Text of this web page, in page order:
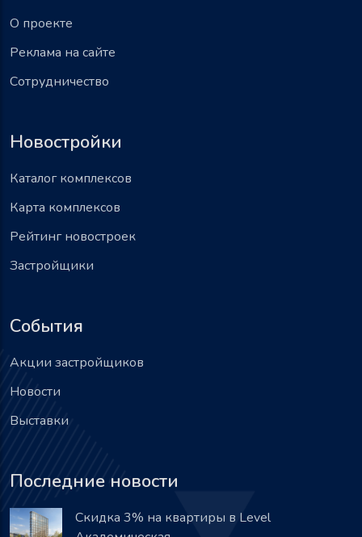
О проекте
Реклама на сайте
Сотрудничество
Новостройки
Каталог комплексов
Карта комплексов
Рейтинг новостроек
Застройщики
События
Акции застройщиков
Новости
Выставки
Последние новости
Скидка 3% на квартиры в Level